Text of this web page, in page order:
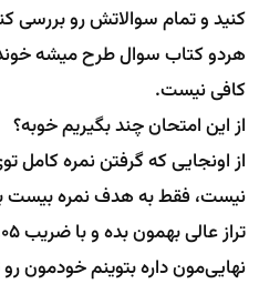
کنید و تمام سوالاتش رو بررسی
هردو کتاب سوال طرح میشه
کافی نیست.
از این امتحان چند بگیریم خوبه؟
از اونجایی که گرفتن نمره کامل
نیست، فقط به هدف نمره بیست
نهایی‌مون داره بتوینم خودمون رو